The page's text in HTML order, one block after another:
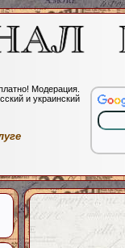
Модерация.
и украинский